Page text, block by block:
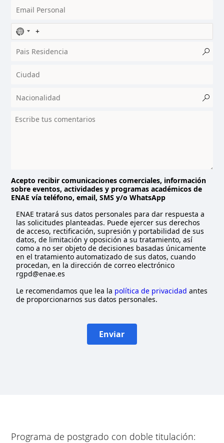
N
o
c
u
t
y
t
e
d
Acepto recibir comunicaciones comerciales, información
sobre eventos, actividades y programas académicos de
ENAE vía teléfono, email, SMS y/o WhatsApp
ENAE tratará sus datos personales para dar respuesta a
las solicitudes planteadas. Puede ejercer sus derechos
de acceso, rectificación, supresión y portabilidad de sus
datos, de limitación y oposición a su tratamiento, así
como a no ser objeto de decisiones basadas únicamente
en el tratamiento automatizado de sus datos, cuando
procedan, en la dirección de correo electrónico
rgpd@enae.es
Le recomendamos que lea la política de privacidad antes
de proporcionarnos sus datos personales.
Enviar
Programa de postgrado con doble titulación: